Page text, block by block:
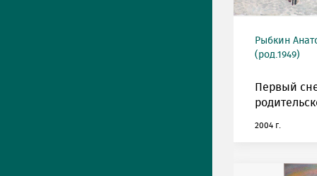
Рыбкин
(род.1949)
Первый
2004 г.